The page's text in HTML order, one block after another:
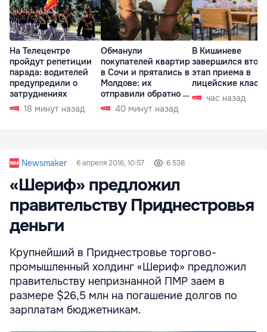
На Телецентре
пройдут репетиции
парада: водителей
предупредили о
затруднениях
18 минут назад
Обманули
покупателей квартир
в Сочи и прятались в
Молдове: их
отправили обратно в
РФ 40 минут назад
В Кишиневе
завершился
этап приема в
лицейские
час назад
Newsmaker 6 апреля 2016, 10:57 6 538
«Шериф» предложил
правительству Приднестровья
деньги
Крупнейший в Приднестровье торгово-
промышленный холдинг «Шериф» предложил
правительству непризнанной ПМР заем в
размере $26,5 млн на погашение долгов по
зарплатам бюджетникам.